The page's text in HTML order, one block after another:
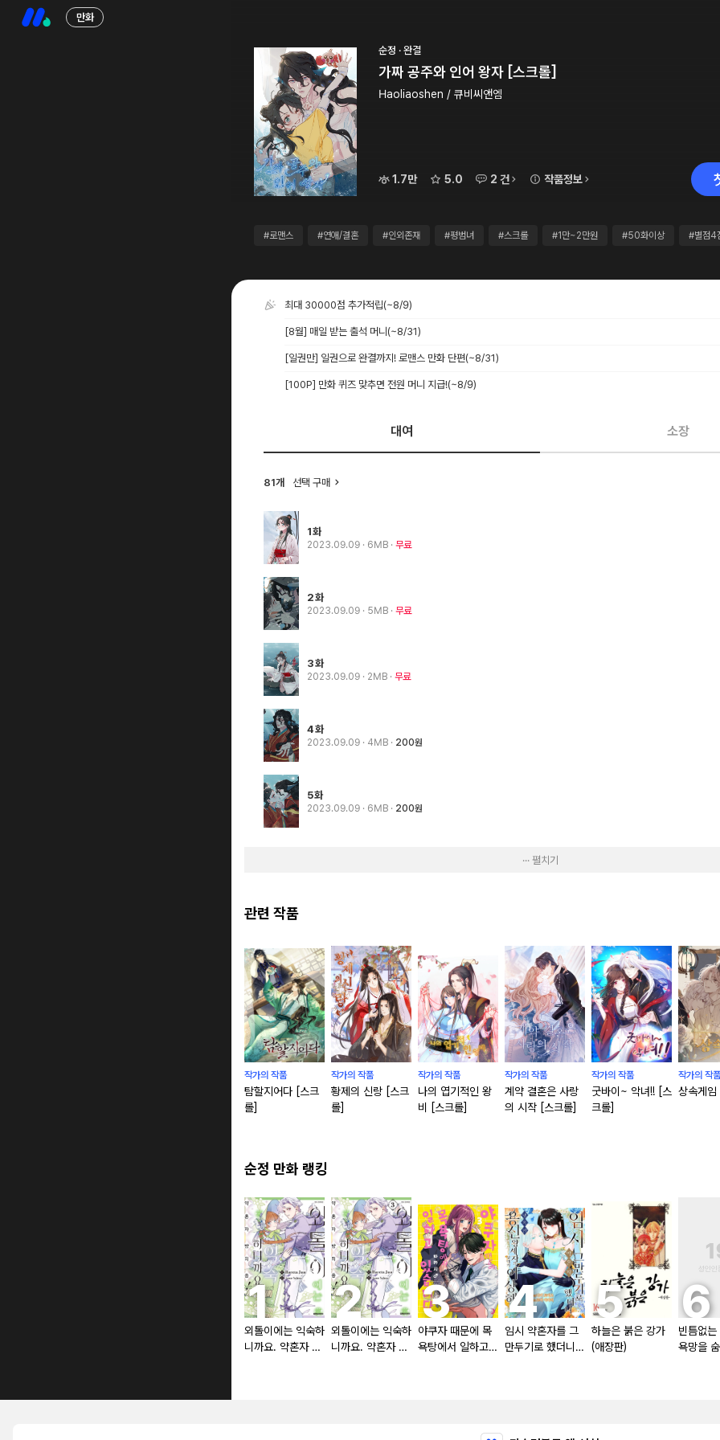
만화
순정 · 완결
가짜 공주와 인어 왕자 [스크롤]
Haoliaoshen / 큐비씨앤엠
1.7만 5.0 2 건 작품정보
#로맨스 #연애/결혼 #인외존재 #평범녀 #스크롤 #1만~2만원 #50화이상 #별점4
최대 30000점 추가적립(~8/9)
[8월] 매일 받는 출석 머니 (~8/31)
[일권만] 일권으로 완결까지! 로맨스 만화 단편(~8/31)
[100P] 만화 퀴즈 맞추면 전원 머니 지급!(~8/9)
대여 소장
81개 선택 구매
1화
2023.09.09 · 6MB 무료
2화
2023.09.09 · 5MB 무료
3화
2023.09.09 · 2MB 무료
4화
2023.09.09 · 4MB 200원
5화
2023.09.09 · 6MB 200원
··· 펼치기
관련 작품
작가의 작품
탐할지어다 [스크
롤]
작가의 작품
황제의 신랑 [스크
롤]
작가의 작품
나의 엽기적인 왕
비 [스크롤]
작가의 작품
계약 결혼은 사랑
의 시작 [스크롤]
작가의 작품
굿바이~ 악녀!! [스
크롤]
작가의 작품
상속게
순정 만화 랭킹
외톨이에는 익숙하
니까요. 약혼자 방
외톨이에는 익숙하
니까요. 약혼자 방
야쿠자 때문에 목
욕탕에서 일하고
임시 약혼자를 그
만두기로 했더니
하늘은 붉은 강가
(애장판)
빈틈없는
욕망을